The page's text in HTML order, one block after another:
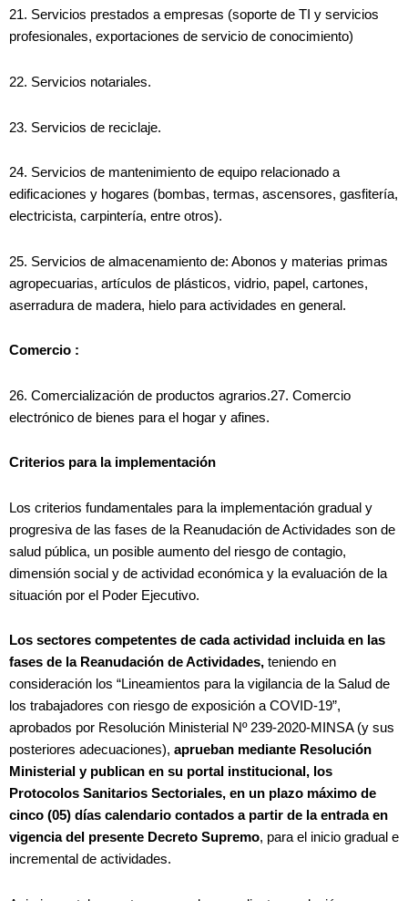
21. Servicios prestados a empresas (soporte de TI y servicios
profesionales, exportaciones de servicio de conocimiento)
22. Servicios notariales.
23. Servicios de reciclaje.
24. Servicios de mantenimiento de equipo relacionado a
edificaciones y hogares (bombas, termas, ascensores, gasfitería,
electricista, carpintería, entre otros).
25. Servicios de almacenamiento de: Abonos y materias primas
agropecuarias, artículos de plásticos, vidrio, papel, cartones,
aserradura de madera, hielo para actividades en general.
Comercio :
26. Comercialización de productos agrarios.27. Comercio
electrónico de bienes para el hogar y afines.
Criterios para la implementación
Los criterios fundamentales para la implementación gradual y
progresiva de las fases de la Reanudación de Actividades son de
salud pública, un posible aumento del riesgo de contagio,
dimensión social y de actividad económica y la evaluación de la
situación por el Poder Ejecutivo.
Los sectores competentes de cada actividad incluida en las
fases de la Reanudación de Actividades, teniendo en
consideración los “Lineamientos para la vigilancia de la Salud de
los trabajadores con riesgo de exposición a COVID-19”,
aprobados por Resolución Ministerial Nº 239-2020-MINSA (y sus
posteriores adecuaciones), aprueban mediante Resolución
Ministerial y publican en su portal institucional, los
Protocolos Sanitarios Sectoriales, en un plazo máximo de
cinco (05) días calendario contados a partir de la entrada en
vigencia del presente Decreto Supremo, para el inicio gradual e
incremental de actividades.